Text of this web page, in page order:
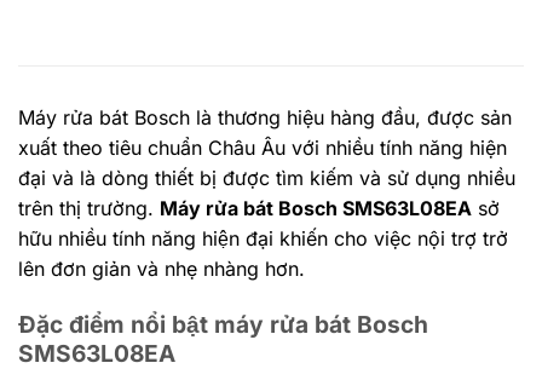
Máy rửa bát Bosch là thương hiệu hàng đầu, được sản
xuất theo tiêu chuẩn Châu Âu với nhiều tính năng hiện
đại và là dòng thiết bị được tìm kiếm và sử dụng nhiều
trên thị trường. Máy rửa bát Bosch SMS63L08EA sở
hữu nhiều tính năng hiện đại khiến cho việc nội trợ trở
lên đơn giản và nhẹ nhàng hơn.
Đặc điểm nổi bật máy rửa bát Bosch
SMS63L08EA